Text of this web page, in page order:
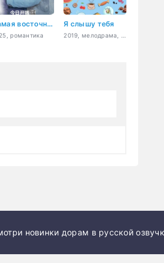
Самая восточная любовь
романтика
Я слышу тебя
новинки дорам в русской